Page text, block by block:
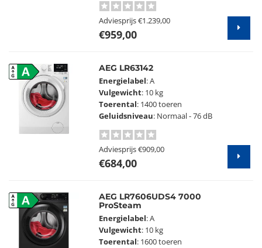
Adviesprijs€1.239,00
€959,00
AEG LR63142
Energielabel: A
Vulgewicht: 10 kg
Toerental: 1400 toeren
Geluidsniveau: Normaal - 76 dB
Adviesprijs€909,00
€684,00
AEG LR7606UDS4 7000
ProSteam
Energielabel: A
Vulgewicht: 10 kg
Toerental: 1600 toeren